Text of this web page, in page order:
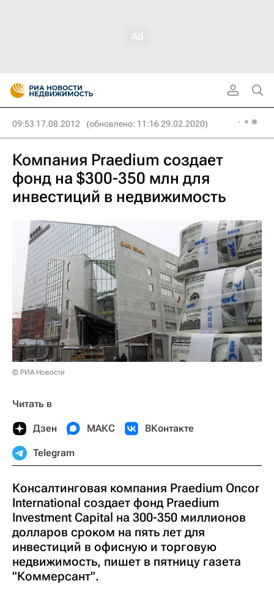
09:53 17.08.2012 (обновлено: 11:16 29.02.2020)
Компания Praedium создает
фонд на $300-350 млн для
инвестиций в недвижимость
© РИА Новости
Читать в
Дзен МАКС ВКонтакте
Telegram
Консалтинговая компания Praedium Oncor
International создает фонд Praedium
Investment Capital на 300-350 миллионов
долларов сроком на пять лет для
инвестиций в офисную и торговую
недвижимость, пишет в пятницу газета
"Коммерсант".